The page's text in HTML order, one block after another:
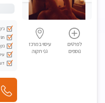
לפרטים
נוספים
עיסוי במרכז
גני תקוה